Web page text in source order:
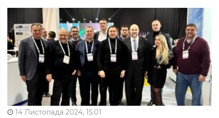
14 Листопада 2024, 15:01